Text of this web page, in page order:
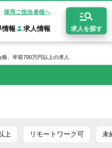
採用ご担当者様へ
求人を探す
面接完全ガイド
情報
事業会社
求人情報
事業会社
東海
、年収700万円以上の求人
上 リモートワーク可 未